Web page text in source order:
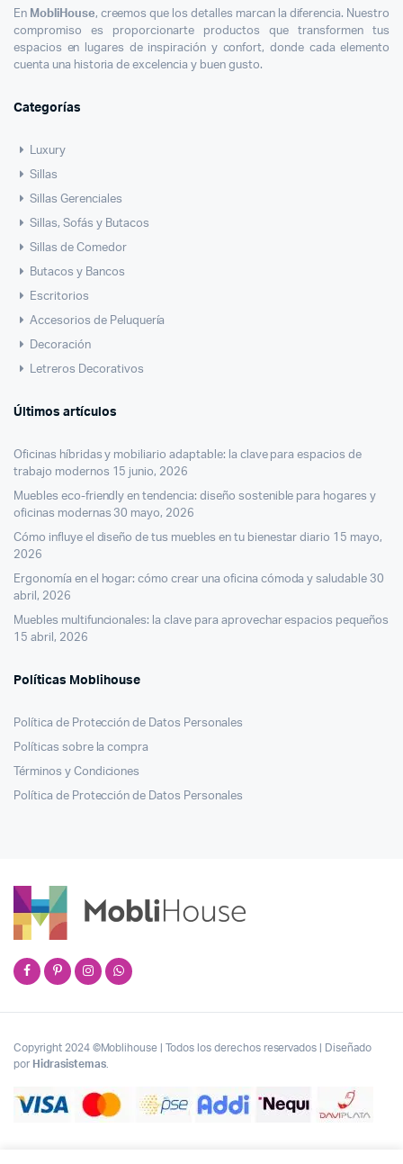
En MobliHouse, creemos que los detalles marcan la diferencia. Nuestro
compromiso es proporcionarte productos que transformen tus
espacios en lugares de inspiración y confort, donde cada elemento
cuenta una historia de excelencia y buen gusto.
Categorías
Luxury
Sillas
Sillas Gerenciales
Sillas, Sofás y Butacos
Sillas de Comedor
Butacos y Bancos
Escritorios
Accesorios de Peluquería
Decoración
Letreros Decorativos
Últimos artículos
Oficinas híbridas y mobiliario adaptable: la clave para espacios de
trabajo modernos 15 junio, 2026
Muebles eco-friendly en tendencia: diseño sostenible para hogares y
oficinas modernas 30 mayo, 2026
Cómo influye el diseño de tus muebles en tu bienestar diario 15 mayo,
2026
Ergonomía en el hogar: cómo crear una oficina cómoda y saludable 30
abril, 2026
Muebles multifuncionales: la clave para aprovechar espacios pequeños
15 abril, 2026
Políticas Moblihouse
Política de Protección de Datos Personales
Políticas sobre la compra
Términos y Condiciones
Política de Protección de Datos Personales
Copyright 2024 ©Moblihouse | Todos los derechos reservados | Diseñado
por Hidrasistemas.